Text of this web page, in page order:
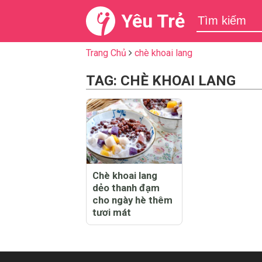
Yêu Trẻ
Trang Chủ chè khoai lang
TAG: CHÈ KHOAI LANG
Chè khoai lang
dẻo thanh đạm
cho ngày hè thêm
tươi mát